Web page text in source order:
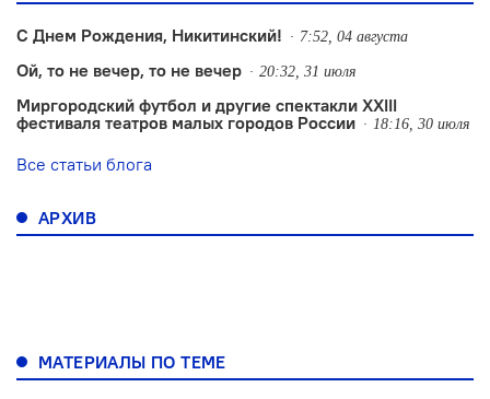
С Днем Рождения, Никитинский! 7:52, 04 августа
Ой, то не вечер, то не вечер 20:32, 31 июля
Миргородский футбол и другие спектакли XXIII
фестиваля театров малых городов России
18:16, 30 июля
Все статьи блога
АРХИВ
МАТЕРИАЛЫ ПО ТЕМЕ